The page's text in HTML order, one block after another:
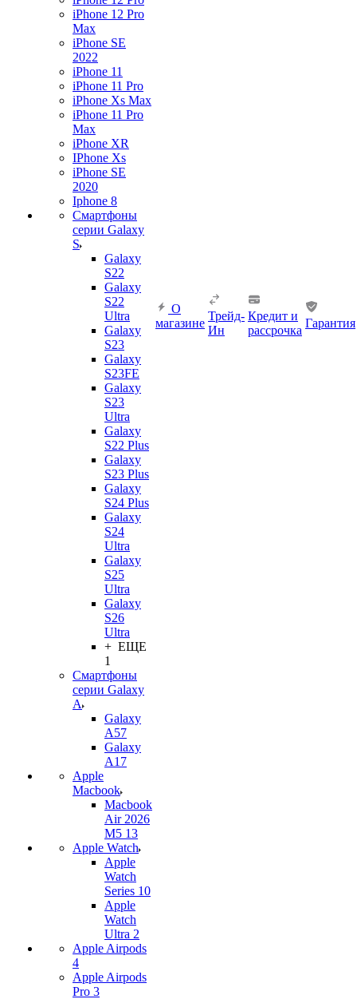
iPhone 12 Pro
Max
iPhone SE
2022
iPhone 11
iPhone 11 Pro
iPhone Xs Max
iPhone 11 Pro
Max
iPhone XR
IPhone Xs
iPhone SE
2020
Iphone 8
Смартфоны
серии Galaxy
S
Galaxy
S22
Galaxy
S22
Ultra
Galaxy
S23
Galaxy
S23FE
Galaxy
S23
Ultra
Galaxy
S22 Plus
Galaxy
S23 Plus
Galaxy
S24 Plus
Galaxy
S24
Ultra
Galaxy
S25
Ultra
Galaxy
S26
Ultra
+ ЕЩЕ
1
Смартфоны
серии Galaxy
A
Galaxy
A57
Galaxy
A17
Apple
Macbook
Macbook
Air 2026
M5 13
Apple Watch
Apple
Watch
Series 10
Apple
Watch
Ultra 2
Apple Airpods
4
Apple Airpods
Pro 3
О
магазине
Трейд-
Ин
Кредит и
рассрочка
Гарантия